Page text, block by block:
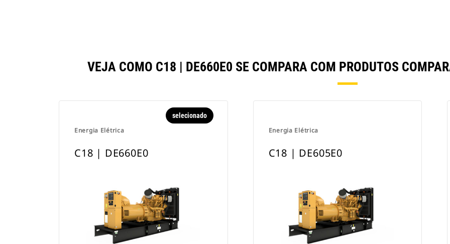
VEJA COMO C18 | DE660E0 SE COMPARA COM PRODUTOS
Energia Elétrica
selecionado
C18 | DE660E0
Energia Elétrica
C18 | DE605E0